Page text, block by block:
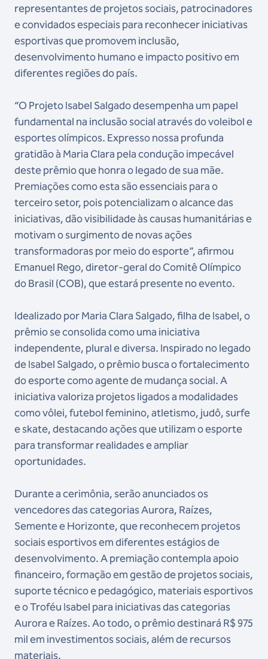
representantes de projetos sociais, patrocinadores
e convidados especiais para reconhecer iniciativas
esportivas que promovem inclusão,
desenvolvimento humano e impacto positivo em
diferentes regiões do país.
“O Projeto Isabel Salgado desempenha um papel
fundamental na inclusão social através do voleibol e
esportes olímpicos. Expresso nossa profunda
gratidão à Maria Clara pela condução impecável
deste prêmio que honra o legado de sua mãe.
Premiações como esta são essenciais para o
terceiro setor, pois potencializam o alcance das
iniciativas, dão visibilidade às causas humanitárias e
motivam o surgimento de novas ações
transformadoras por meio do esporte”, afirmou
Emanuel Rego, diretor-geral do Comitê Olímpico
do Brasil (COB), que estará presente no evento.
Idealizado por Maria Clara Salgado, filha de Isabel, o
prêmio se consolida como uma iniciativa
independente, plural e diversa. Inspirado no legado
de Isabel Salgado, o prêmio busca o fortalecimento
do esporte como agente de mudança social. A
iniciativa valoriza projetos ligados a modalidades
como vôlei, futebol feminino, atletismo, judô, surfe
e skate, destacando ações que utilizam o esporte
para transformar realidades e ampliar
oportunidades.
Durante a cerimônia, serão anunciados os
vencedores das categorias Aurora, Raízes,
Semente e Horizonte, que reconhecem projetos
sociais esportivos em diferentes estágios de
desenvolvimento. A premiação contempla apoio
financeiro, formação em gestão de projetos sociais,
suporte técnico e pedagógico, materiais esportivos
e o Troféu Isabel para iniciativas das categorias
Aurora e Raízes. Ao todo, o prêmio destinará R$ 975
mil em investimentos sociais, além de recursos
materiais.